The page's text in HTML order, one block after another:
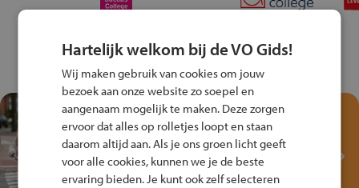
Test je kennis met het
Fiets Veilig
Verkeersspel!
Speel het Fiets Veilig Verkeersspel
Hartelijk welkom bij de VO Gids!
Wij maken gebruik van cookies om jouw
bezoek aan onze website zo soepel en
aangenaam mogelijk te maken. Deze zorgen
ervoor dat alles op rolletjes loopt en staan
daarom altijd aan. Als je ons groen licht geeft
voor alle cookies, kunnen we je de beste
ervaring bieden. Je kunt ook zelf selecteren